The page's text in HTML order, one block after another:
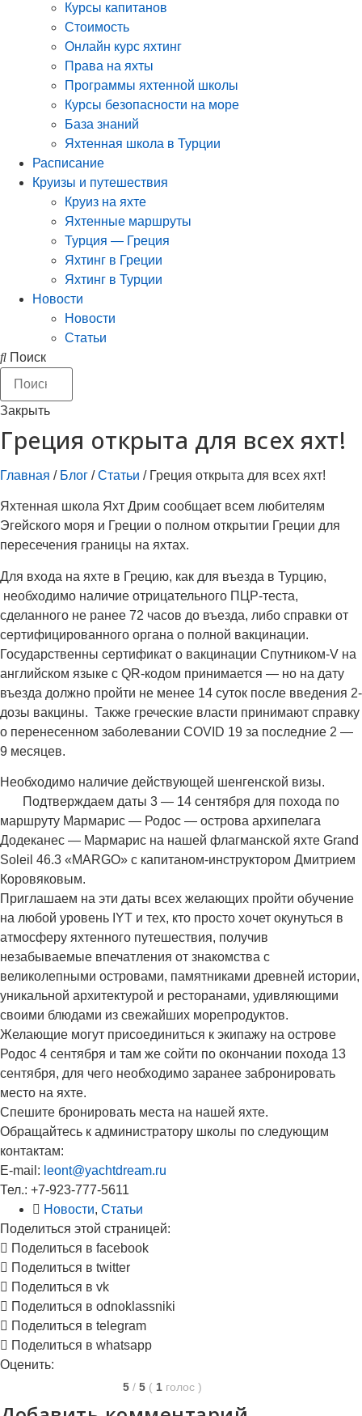
Курсы капитанов
Стоимость
Онлайн курс яхтинг
Права на яхты
Программы яхтенной школы
Курсы безопасности на море
База знаний
Яхтенная школа в Турции
Расписание
Круизы и путешествия
Круиз на яхте
Яхтенные маршруты
Турция — Греция
Яхтинг в Греции
Яхтинг в Турции
Новости
Новости
Статьи
Поиск
Закрыть
Греция открыта для всех яхт!
Главная / Блог /Статьи / Греция открыта для всех яхт!
Яхтенная школа Яхт Дрим сообщает всем любителям
Эгейского моря и Греции о полном открытии Греции для
пересечения границы на яхтах.
Для входа на яхте в Грецию, как для въезда в Турцию,
необходимо наличие отрицательного ПЦР-теста,
сделанного не ранее 72 часов до въезда, либо справки от
сертифицированного органа о полной вакцинации.
Государственны сертификат о вакцинации Спутником-V на
английском языке с QR-кодом принимается — но на дату
въезда должно пройти не менее 14 суток после введения 2-
дозы вакцины. Также греческие власти принимают справку
о перенесенном заболевании COVID 19 за последние 2 —
9 месяцев.
Необходимо наличие действующей шенгенской визы.
Подтверждаем даты 3 — 14 сентября для похода по
маршруту Мармарис — Родос — острова архипелага
Додеканес — Мармарис на нашей флагманской яхте Grand
Soleil 46.3 «MARGO» с капитаном-инструктором Дмитрием
Коровяковым.
Приглашаем на эти даты всех желающих пройти обучение
на любой уровень IYT и тех, кто просто хочет окунуться в
атмосферу яхтенного путешествия, получив
незабываемые впечатления от знакомства с
великолепными островами, памятниками древней истории,
уникальной архитектурой и ресторанами, удивляющими
своими блюдами из свежайших морепродуктов.
Желающие могут присоединиться к экипажу на острове
Родос 4 сентября и там же сойти по окончании похода 13
сентября, для чего необходимо заранее забронировать
место на яхте.
Спешите бронировать места на нашей яхте.
Обращайтесь к администратору школы по следующим
контактам:
E-mail: leont@yachtdream.ru
Тел.: +7-923-777-5611
Новости, Статьи
Поделиться этой страницей:
Поделиться в facebook
Поделиться в twitter
Поделиться в vk
Поделиться в odnoklassniki
Поделиться в telegram
Поделиться в whatsapp
Оценить:
5 / 5 ( 1 голос )